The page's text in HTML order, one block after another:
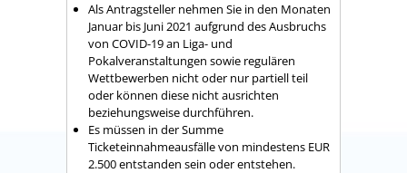
Als Antragsteller nehmen Sie in den Monaten
Januar bis Juni 2021 aufgrund des Ausbruchs
von COVID-19 an Liga- und
Pokalveranstaltungen sowie regulären
Wettbewerben nicht oder nur partiell teil
oder können diese nicht ausrichten
beziehungsweise durchführen.
Es müssen in der Summe
Ticketeinnahmeausfälle von mindestens EUR
2.500 entstanden sein oder entstehen.